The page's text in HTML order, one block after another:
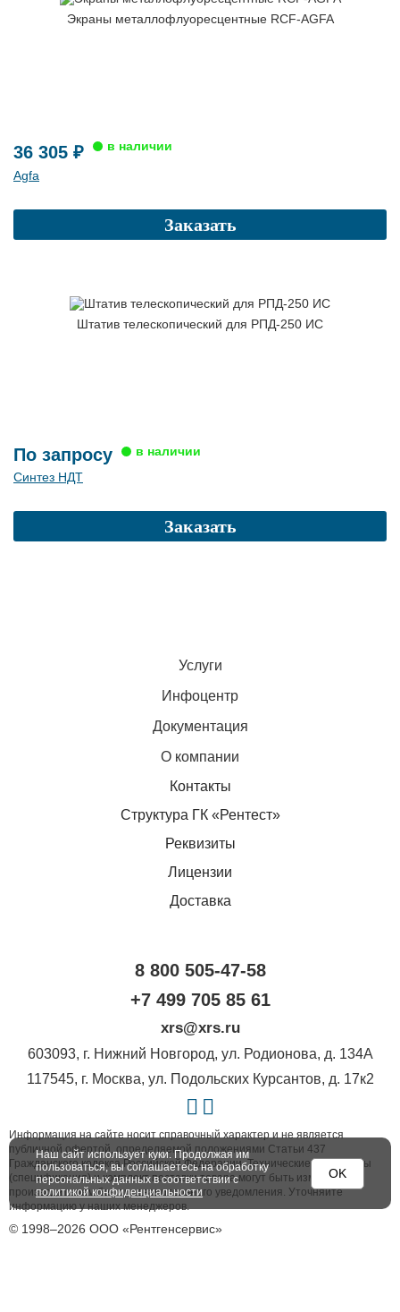
Экраны металлофлуоресцентные RCF-AGFA
36 305 ₽
Agfa
Заказать
Штатив телескопический для РПД-250 ИС
По запросу
Синтез НДТ
Заказать
Услуги
Инфоцентр
Документация
О компании
Контакты
Структура ГК «Рентест»
Реквизиты
Лицензии
Доставка
8 800 505-47-58
+7 499 705 85 61
xrs@xrs.ru
603093, г. Нижний Новгород, ул. Родионова, д. 134А
117545, г. Москва, ул. Подольских Курсантов, д. 17к2
Информация на сайте носит справочный характер и не является
публичной офертой, определяемой положениями Статьи 437
Гражданского кодекса Российской Федерации. Технические параметры
(спецификация) и комплект поставки товара могут быть изменены
производителем без предварительного уведомления. Уточняйте
информацию у наших менеджеров.
© 1998–2026 ООО «Рентгенсервис»
Наш сайт использует куки. Продолжая им
пользоваться, вы соглашаетесь на обработку
персональных данных в соответствии с
политикой конфиденциальности
OK